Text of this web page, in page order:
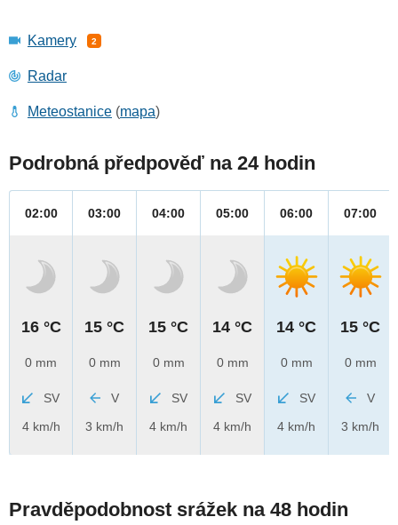
Kamery 2
Radar
Meteostanice (mapa)
Podrobná předpověď na 24 hodin
02:00
16 °C
0 mm
SV
4 km/h
03:00
15 °C
0 mm
V
3 km/h
04:00
15 °C
0 mm
SV
4 km/h
05:00
14 °C
0 mm
SV
4 km/h
06:00
14 °C
0 mm
SV
4 km/h
07:00
15 °C
0 mm
V
3 km/h
Pravděpodobnost srážek na 48 hodin